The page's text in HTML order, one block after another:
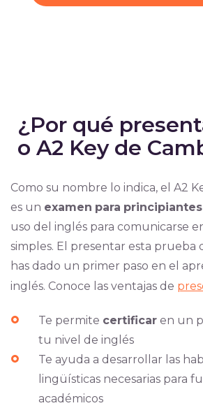
¿Por qué
o A2 Key de
Como su nombre lo indica, el A2
es un examen para principiantes
uso del inglés para comunicarse
simples. El presentar esta prueba
has dado un primer paso en el
inglés. Conoce las ventajas de
Te permite certificar en un
tu nivel de inglés
Te ayuda a desarrollar las
lingüísticas necesarias para
académicos